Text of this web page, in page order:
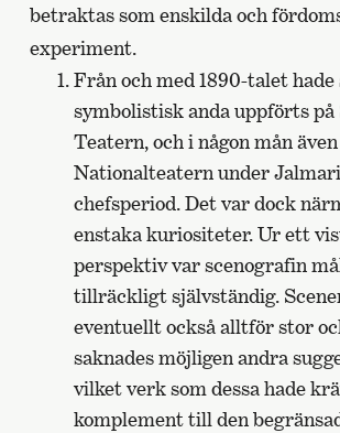
betraktas som enskilda och
experiment.
Från och med 1890-talet hade
symbolistisk anda uppförts på
Teatern, och i någon mån
Nationalteatern under
chefsperiod. Det var dock
enstaka kuriositeter. Ur ett
perspektiv var scenografin
tillräckligt självständig.
eventuellt också alltför stor
saknades möjligen andra
vilket verk som dessa hade
komplement till den